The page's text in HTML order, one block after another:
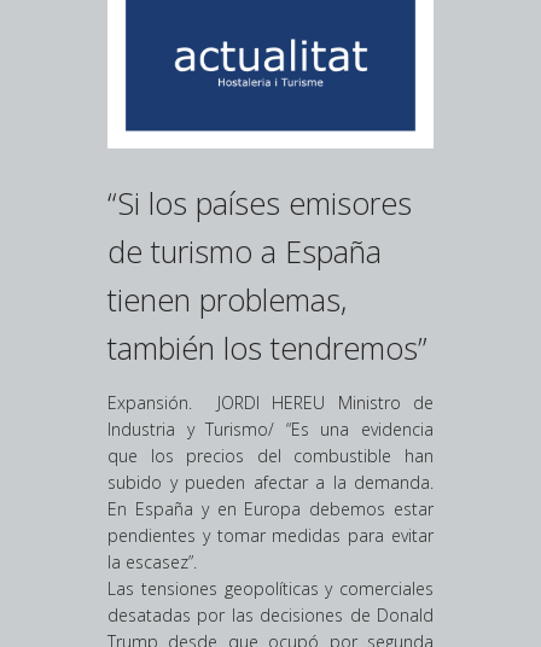
“Si los países emisores
de turismo a España
tienen problemas,
también los tendremos”
Expansión. JORDI HEREU Ministro de
Industria y Turismo/ “Es una evidencia
que los precios del combustible han
subido y pueden afectar a la demanda.
En España y en Europa debemos estar
pendientes y tomar medidas para evitar
la escasez”.
Las tensiones geopolíticas y comerciales
desatadas por las decisiones de Donald
Trump desde que ocupó por segunda